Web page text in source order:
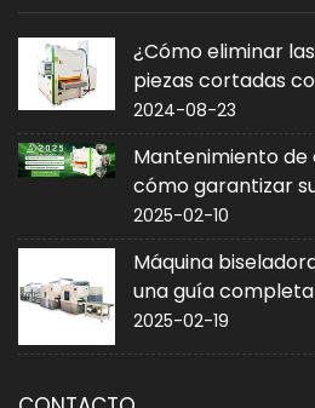
¿Cómo eliminar
piezas cortadas
2024-08-23
Mantenimiento de
cómo garantizar
rendimiento
2025-02-10
Máquina
una guía
y compra
2025-02-19